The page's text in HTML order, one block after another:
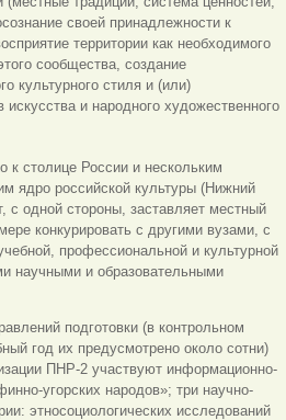
своей принадлежности к
территории как необходимого
сообщества, создание
культурного стиля и (или)
и народного художественного
к столице России и нескольким
ядро российской культуры (Нижний
с одной стороны, заставляет местный
конкурировать с другими вузами, с
профессиональной и культурной
научными и образовательными
подготовки (в контрольном
год их предусмотрено около сотни)
ПНР-2 участвуют информационно-
угорских народов»; три научно-
этносоциологических исследований